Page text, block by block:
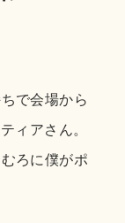
で会場から
ィアさん。
ろに僕がポ